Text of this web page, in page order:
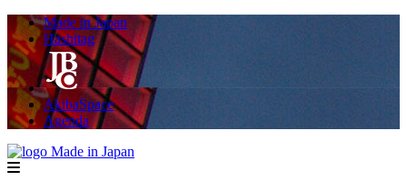
Made in Japan
Hashitag
AkibaSpace
Agenda
menu